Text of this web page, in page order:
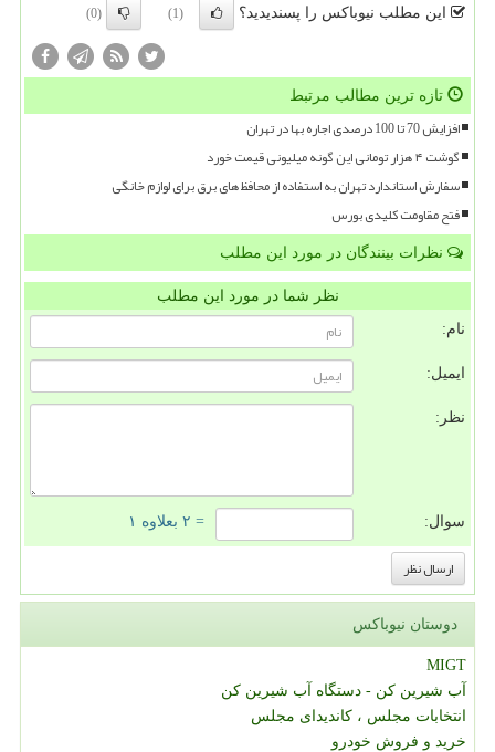
این مطلب نیوباکس را پسندیدید؟ (1)
(0)
تازه ترین مطالب مرتبط
افزایش 70 تا 100 درصدی اجاره بها در تهران
گوشت ۴ هزار تومانی این گونه میلیونی قیمت خورد
سفارش استاندارد تهران به استفاده از محافظ های برق برای لوازم خانگی
فتح مقاومت کلیدی بورس
نظرات بینندگان در مورد این مطلب
نظر شما در مورد این مطلب
نام:
ایمیل:
نظر:
سوال: = ۲ بعلاوه ۱
دوستان نیوباکس
MIGT
آب شیرین کن - دستگاه آب شیرین کن
انتخابات مجلس ، کاندیدای مجلس
خرید و فروش خودرو